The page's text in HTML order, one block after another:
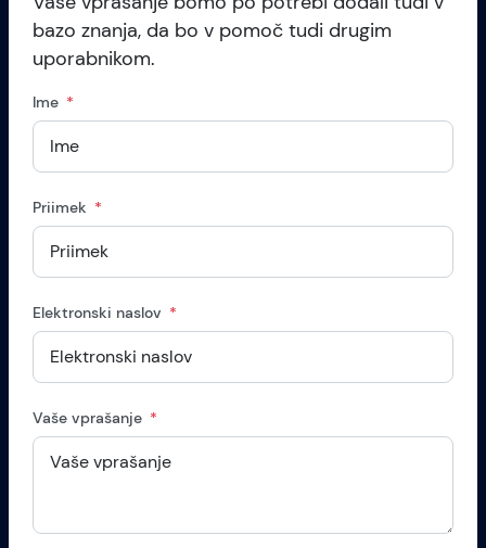
bazo znanja, da bo v pomoč tudi drugim
uporabnikom.
Ime
Priimek
Elektronski naslov
Vaše vprašanje